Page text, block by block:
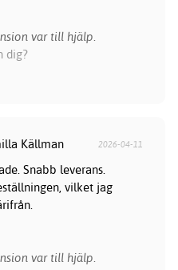
var till hjälp.
dig?
Källman 2026-04-11
Snabb leverans.
vilket jag
var till hjälp.